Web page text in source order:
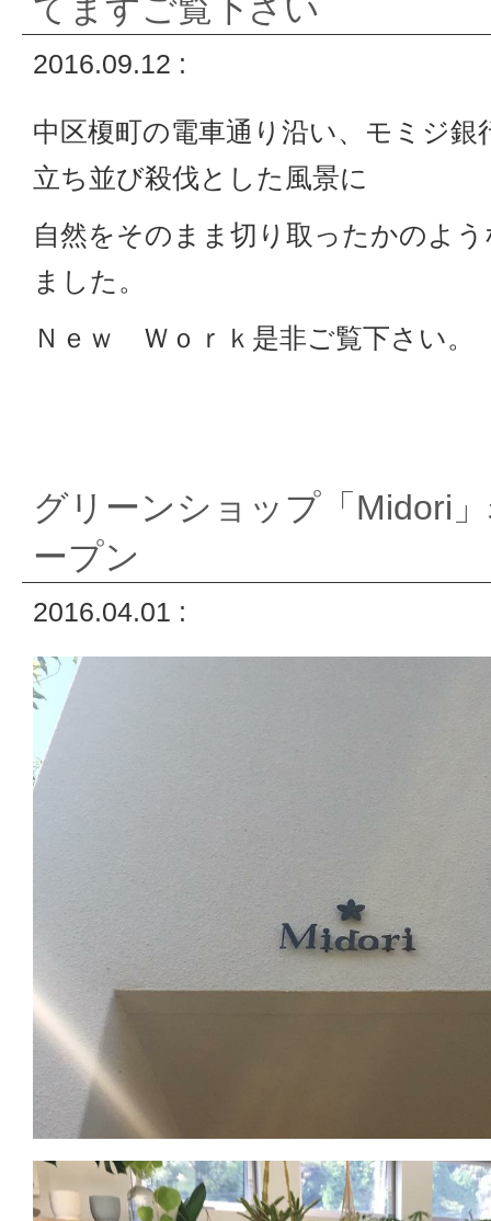
てますご覧下さい
2016.09.12 :
中区榎町の電車通り沿い、モミジ銀
立ち並び殺伐とした風景に
自然をそのまま切り取ったかのよ
ました。
Ｎｅｗ Ｗｏｒｋ是非ご覧下さい。
グリーンショップ「Midori
ープン
2016.04.01 :